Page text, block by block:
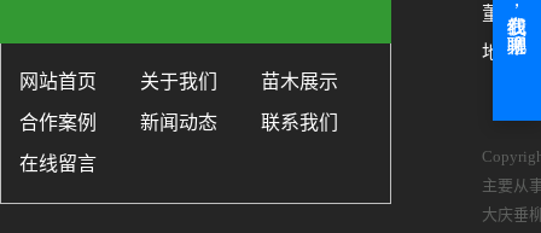
网站首页 关于我们
苗木展示
合作案例
新闻动态
联系我们
在线留言
董洪
地址
主要从
大庆垂